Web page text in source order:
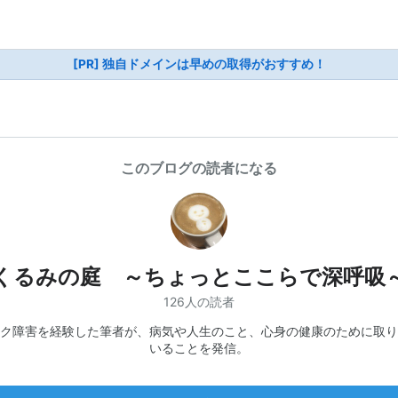
[PR] 独自ドメインは早めの取得がおすすめ！
このブログの読者になる
るみの庭 ～ちょっとここらで深呼吸
126人の読者
障害を経験した筆者が、病気や人生のこと、心身の健康のために取
いることを発信。